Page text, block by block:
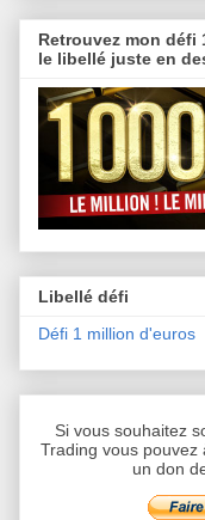
Retrouvez mon défi
le libellé juste en
Libellé défi
Défi 1 million d'euros
Si vous souhaitez
Trading vous pouvez
un don